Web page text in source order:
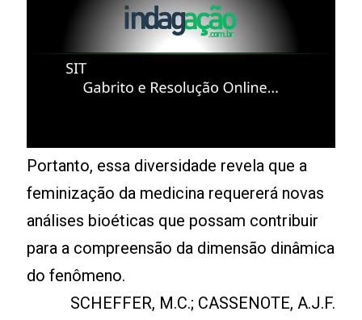
Portanto, essa diversidade revela que a
feminização da medicina requererá novas
análises bioéticas que possam contribuir
para a compreensão da dimensão dinâmica
do fenômeno.
SCHEFFER, M.C.; CASSENOTE, A.J.F.